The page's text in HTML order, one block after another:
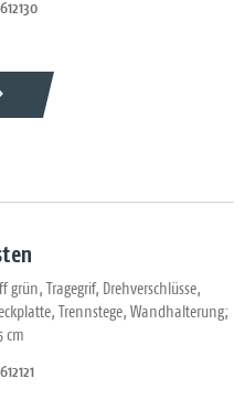
grün, Tragegrif, Drehverschlüsse,
Trennstege, Wandhalterung;
cm